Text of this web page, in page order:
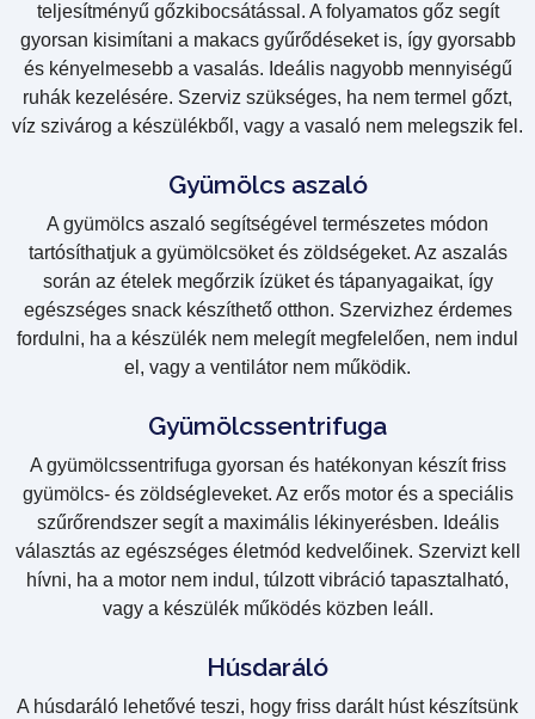
teljesítményű gőzkibocsátással. A folyamatos gőz segít
gyorsan kisimítani a makacs gyűrődéseket is, így gyorsabb
és kényelmesebb a vasalás. Ideális nagyobb mennyiségű
ruhák kezelésére. Szerviz szükséges, ha nem termel gőzt,
víz szivárog a készülékből, vagy a vasaló nem melegszik fel.
Gyümölcs aszaló
A gyümölcs aszaló segítségével természetes módon
tartósíthatjuk a gyümölcsöket és zöldségeket. Az aszalás
során az ételek megőrzik ízüket és tápanyagaikat, így
egészséges snack készíthető otthon. Szervizhez érdemes
fordulni, ha a készülék nem melegít megfelelően, nem indul
el, vagy a ventilátor nem működik.
Gyümölcssentrifuga
A gyümölcssentrifuga gyorsan és hatékonyan készít friss
gyümölcs- és zöldségleveket. Az erős motor és a speciális
szűrőrendszer segít a maximális lékinyerésben. Ideális
választás az egészséges életmód kedvelőinek. Szervizt kell
hívni, ha a motor nem indul, túlzott vibráció tapasztalható,
vagy a készülék működés közben leáll.
Húsdaráló
A húsdaráló lehetővé teszi, hogy friss darált húst készítsünk